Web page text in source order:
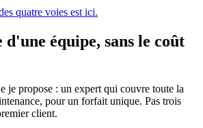
quatre voies est ici.
équipe, sans le coût
je propose : un expert qui couvre toute la
pour un forfait unique. Pas trois
client.